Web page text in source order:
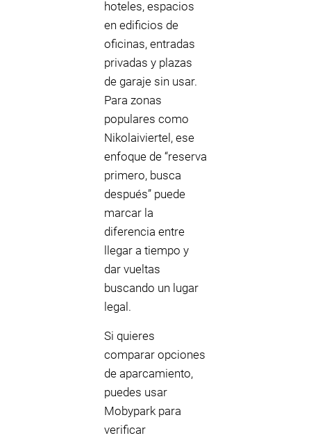
hoteles, espacios
en edificios de
oficinas, entradas
privadas y plazas
de garaje sin usar.
Para zonas
populares como
Nikolaiviertel, ese
enfoque de “reserva
primero, busca
después” puede
marcar la
diferencia entre
llegar a tiempo y
dar vueltas
buscando un lugar
legal.
Si quieres
comparar opciones
de aparcamiento,
puedes usar
Mobypark para
verificar